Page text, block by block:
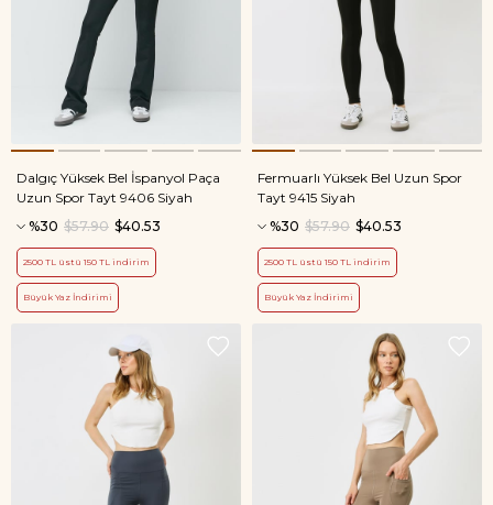
Dalgıç Yüksek Bel İspanyol Paça
Uzun Spor Tayt 9406 Siyah
%30
$40.53
$57.90
2500 TL üstü 150 TL indirim
Büyük Yaz İndirimi
Fermuarlı Yüksek Bel Uzun Spor
Tayt 9415 Siyah
%30
$40.53
$57.90
2500 TL üstü 150 TL indirim
Büyük Yaz İndirimi